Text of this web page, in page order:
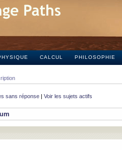
CALCUL PHILOSOPHIE
sans réponse | Voir les sujets actifs